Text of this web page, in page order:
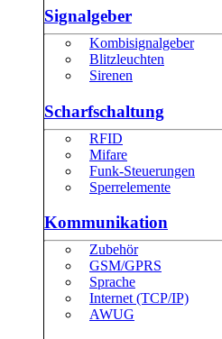
Signalgeber
Kombisignalgeber
Blitzleuchten
Sirenen
Scharfschaltung
RFID
Mifare
Funk-Steuerungen
Sperrelemente
Kommunikation
Zubehör
GSM/GPRS
Sprache
Internet (TCP/IP)
AWUG